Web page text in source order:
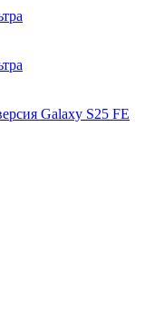
Galaxy S25 FE